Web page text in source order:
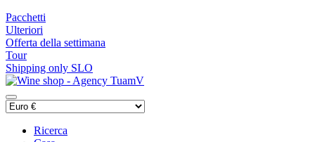
Pacchetti
Ulteriori
Offerta della settimana
Tour
Shipping only SLO
Ricerca